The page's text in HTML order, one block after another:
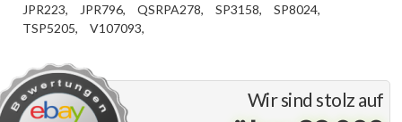
Wir sind stolz auf
JPR223,
JPR796, QSRPA278, SP3158,
SP8024,
TSP5205,
V107093,